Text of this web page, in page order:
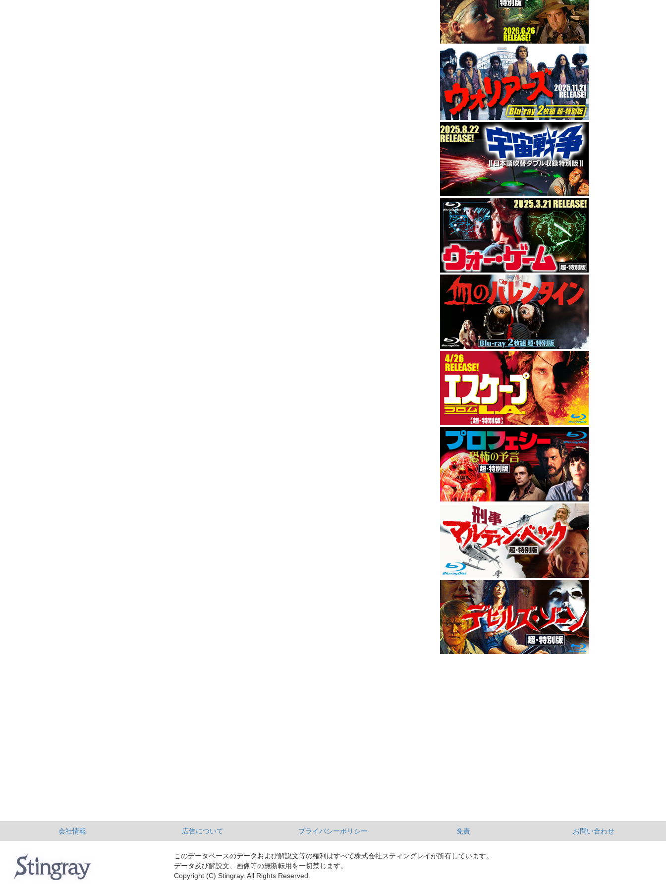
会社情報 広告について プライバシーポリシー 免責 お問い合わせ
このデータベースのデータおよび解説文等の権利はすべて株式会社スティングレイが所有しています。
データ及び解説文、画像等の無断転用を一切禁じます。
Copyright (C) Stingray. All Rights Reserved.